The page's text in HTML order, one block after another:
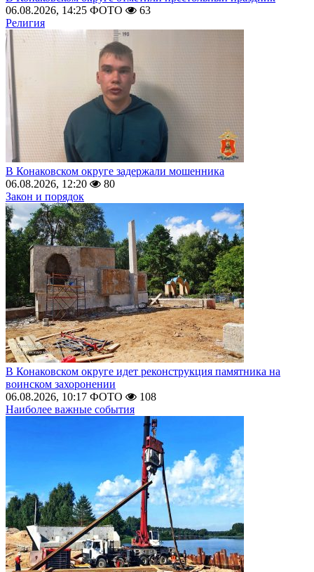
06.08.2026, 14:25 ФОТО
63
Религия
В Конаковском округе задержали мошенника
06.08.2026, 12:20
80
Закон и порядок
В Конаковском округе идет реконструкция памятника на
воинском захоронении
06.08.2026, 10:17 ФОТО
108
Наиболее важные события